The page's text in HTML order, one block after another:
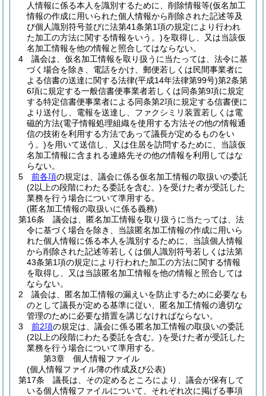
人情報に係る本人を識別するために、削除情報等(仮名加工
情報の作成に用いられた個人情報から削除された記述等及
び個人識別符号並びに法第41条第1項の規定により行われ
た加工の方法に関する情報をいう。)を取得し、又は当該仮
名加工情報を他の情報と照合してはならない。
4
議会は、仮名加工情報を取り扱うに当たっては、法令に基
づく場合を除き、電話をかけ、郵便若しくは民間事業者に
よる信書の送達に関する法律(平成14年法律第99号)第2条第
6項に規定する一般信書便事業者若しくは同条第9項に規定
する特定信書便事業者による同条第2項に規定する信書便に
より送付し、電報を送達し、ファクシミリ装置若しくは電
磁的方法(電子情報処理組織を使用する方法その他の情報通
信の技術を利用する方法であって議長が定めるものをい
う。)を用いて送信し、又は住居を訪問するために、当該仮
名加工情報に含まれる連絡先その他の情報を利用してはな
らない。
5
前各項の規定は、議会に係る仮名加工情報の取扱いの委託
(2以上の段階にわたる委託を含む。)を受けた者が受託した
業務を行う場合について準用する。
(匿名加工情報の取扱いに係る義務)
第16条
議会は、匿名加工情報を取り扱うに当たっては、法
令に基づく場合を除き、当該匿名加工情報の作成に用いら
れた個人情報に係る本人を識別するために、当該個人情報
から削除された記述等若しくは個人識別符号若しくは法第
43条第1項の規定により行われた加工の方法に関する情報
を取得し、又は当該匿名加工情報を他の情報と照合しては
ならない。
2
議会は、匿名加工情報の漏えいを防止するために必要なも
のとして議長が定める基準に従い、匿名加工情報の適切な
管理のために必要な措置を講じなければならない。
3
前2項の規定は、議会に係る匿名加工情報の取扱いの委託
(2以上の段階にわたる委託を含む。)を受けた者が受託した
業務を行う場合について準用する。
第3章
個人情報ファイル
(個人情報ファイル簿の作成及び公表)
第17条
議長は、その定めるところにより、議会が保有して
いる個人情報ファイルについて、それぞれ次に掲げる事項